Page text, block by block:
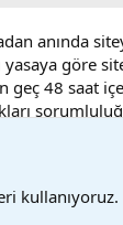
anında
göre
geç 48 saat
Bize ulaşın
kullanıyoruz.